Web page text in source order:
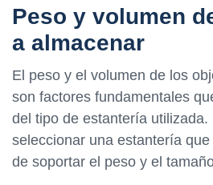
Peso y volumen
a almacenar
El peso y el volumen de los
son factores fundamentales
del tipo de estantería utilizada.
seleccionar una estantería
de soportar el peso y el